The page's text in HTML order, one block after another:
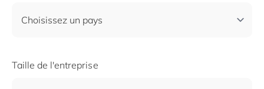
Taille de l'entreprise